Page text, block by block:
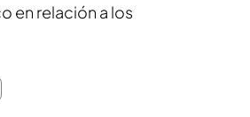
en relación a los